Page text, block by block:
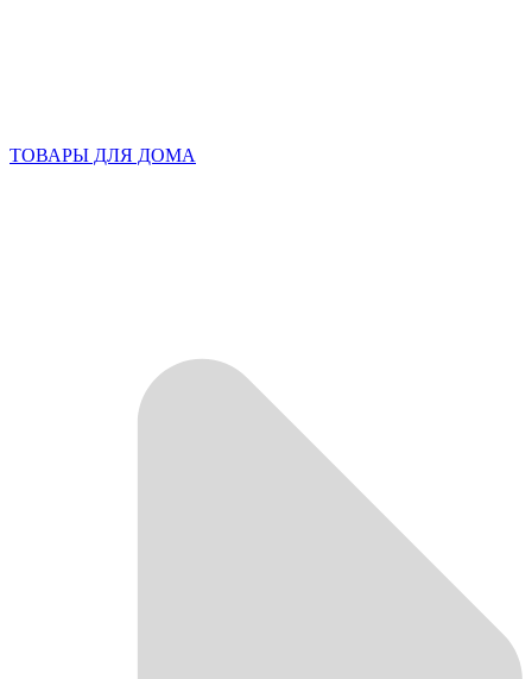
ТОВАРЫ ДЛЯ ДОМА